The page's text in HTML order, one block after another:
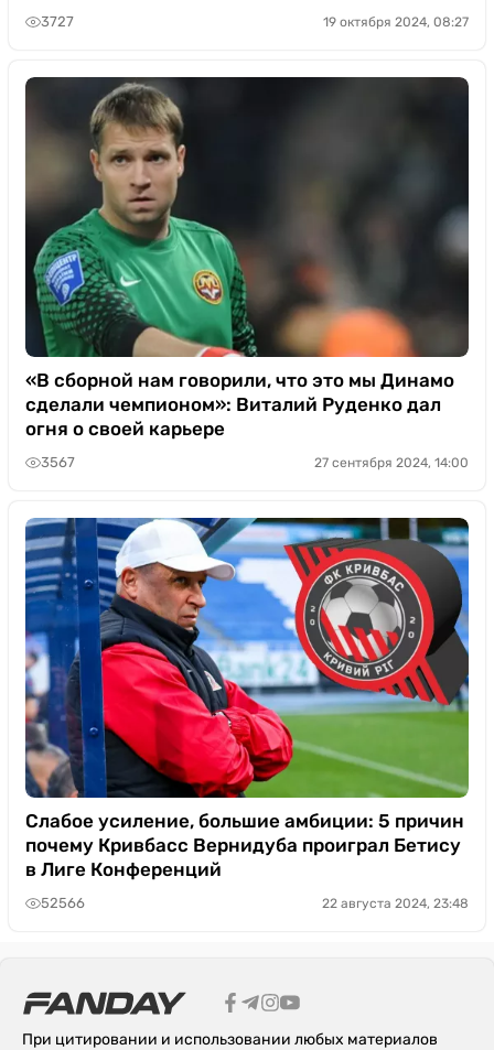
3727 19 октября 2024, 08:27
«В сборной нам говорили, что это мы Динамо
сделали чемпионом»: Виталий Руденко дал
огня о своей карьере
3567 27 сентября 2024, 14:00
Слабое усиление, большие амбиции: 5 причин
почему Кривбасс Вернидуба проиграл Бетису
в Лиге Конференций
52566 22 августа 2024, 23:48
При цитировании и использовании любых материалов